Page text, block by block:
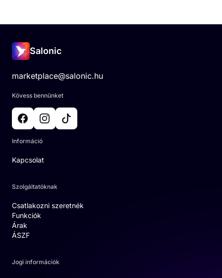
Salonic
marketplace@salonic.hu
Kövess bennünket
Információ
Kapcsolat
Szolgáltatóknak
Csatlakozni szeretnék
Funkciók
Árak
ÁSZF
Jogi információk